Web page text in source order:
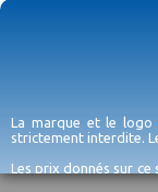
La marque et le logo
strictement interdite.
Les prix donnés sur
erreurs d'encodage,